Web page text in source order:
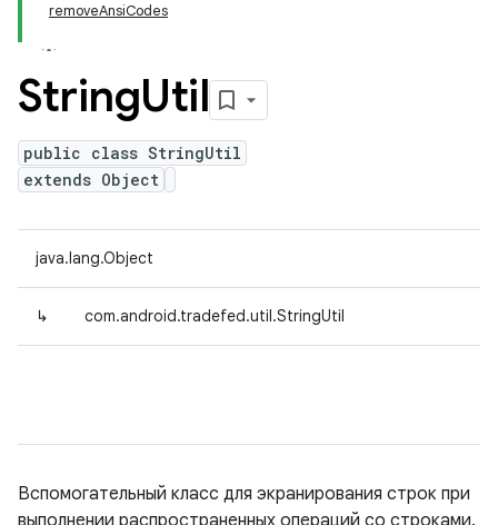
removeAnsiCodes
StringUtil
public class StringUtil
extends Object
java.lang.Object
↳ com.android.tradefed.util.StringUtil
Вспомогательный класс для экранирования строк при
выполнении распространенных операций со строками.